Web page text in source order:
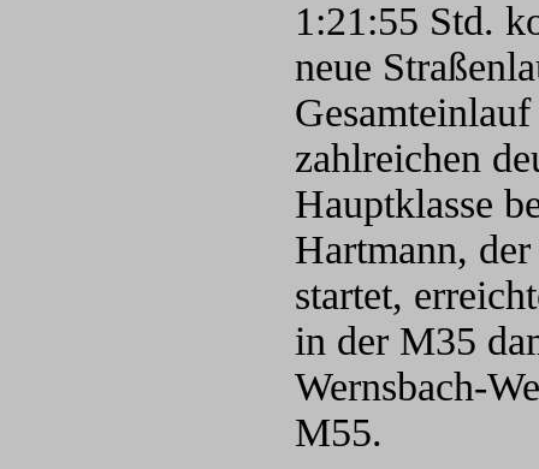
1:21:55 Std.
neue
zahlreichen
Hauptklasse
Hartmann,
startet,
in der M35
Wernsbach-
M55.